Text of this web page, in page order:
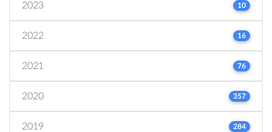
2023 10
2022 16
2021 76
2020 357
2019 284